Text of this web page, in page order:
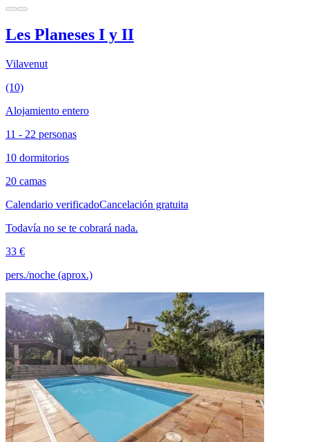
Les Planeses I y II
Vilavenut
(10)
Alojamiento entero
11 - 22 personas
10 dormitorios
20 camas
Calendario verificadoCancelación gratuita
Todavía no se te cobrará nada.
33 €
pers./noche (aprox.)